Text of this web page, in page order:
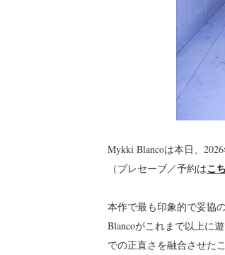
Mykki Blancoは本日、
（プレセーブ／予約はこ
本作で最も印象的で妥協
Blancoがこれまで以上に
での正直さを融合させた